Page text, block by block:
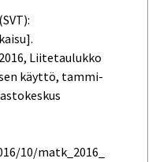
2016, Liitetaulukko
käyttö, tammi-
10/matk_2016_